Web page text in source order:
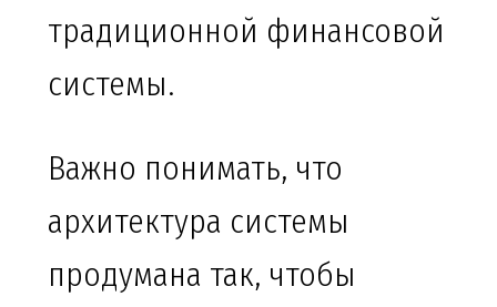
традиционной финансовой
системы.
Важно понимать, что
архитектура системы
продумана так, чтобы